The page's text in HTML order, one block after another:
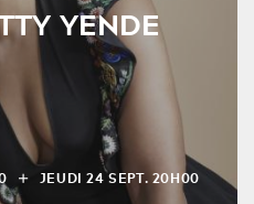
YENDE
JEUDI24SEPT. 20H00